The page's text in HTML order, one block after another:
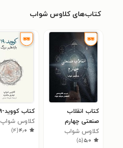
کتاب‌های کلاوس شواب
کتاب انقلاب
صنعتی چهارم
کلاوس شواب
۵٫۰(۵)
کتاب کووید-۱۹
کلاوس شواپ
۴٫۰(۴)